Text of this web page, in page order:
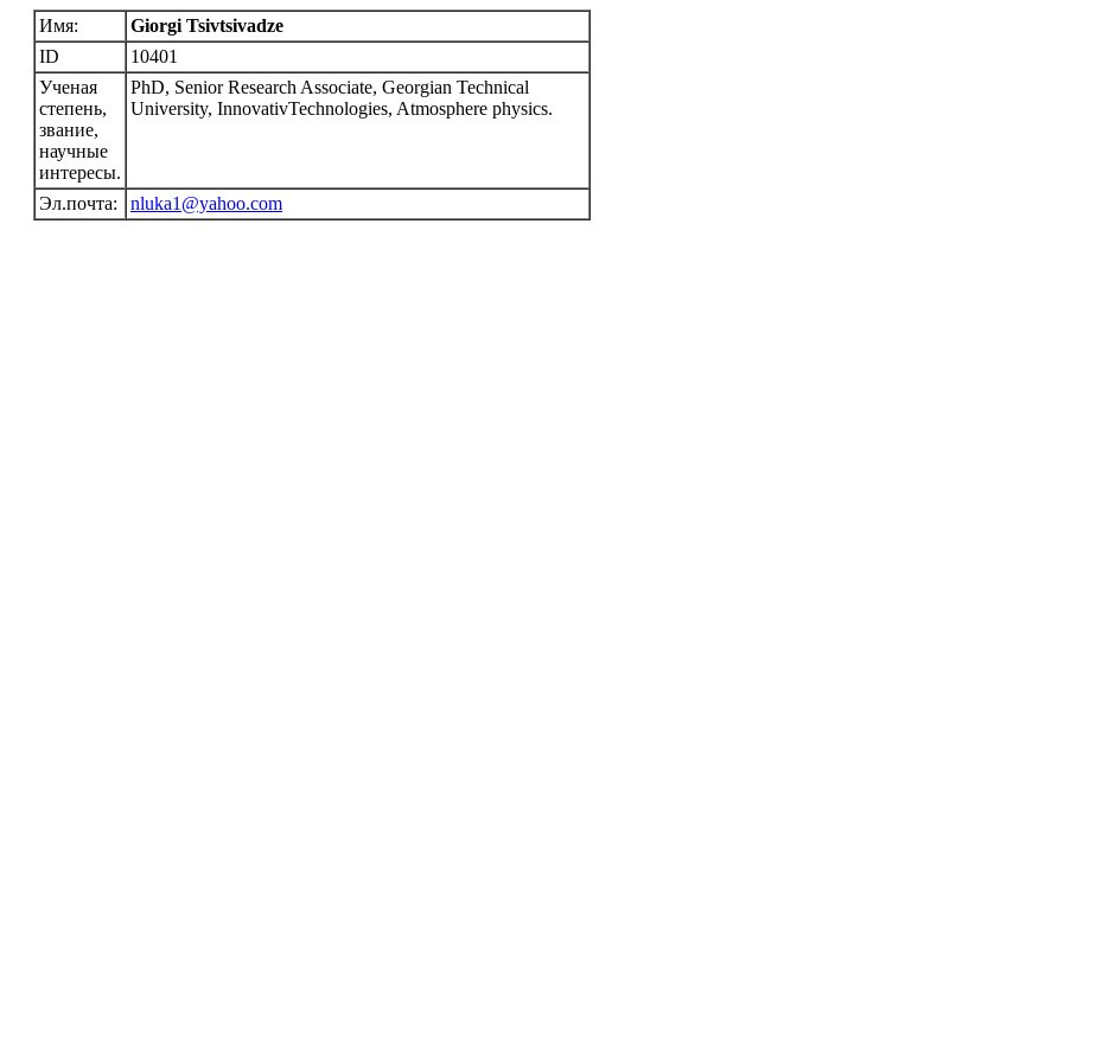
Имя:
Giorgi Tsivtsivadze
ID
10401
Ученая
степень,
звание,
научные
интересы.
PhD, Senior Research Associate, Georgian Technical
University, InnovativTechnologies, Atmosphere physics.
Эл.почта: nluka1@yahoo.com